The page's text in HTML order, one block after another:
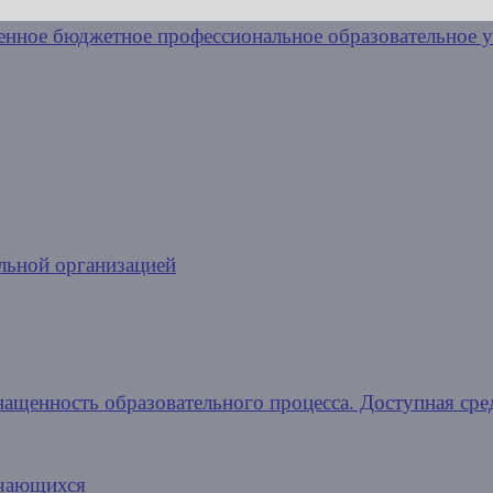
организацией
образовательного процесса. Доступная